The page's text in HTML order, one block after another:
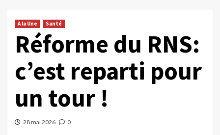
A la Une Santé
Réforme du RNS:
c’est reparti pour
un tour !
28 mai 2026 0